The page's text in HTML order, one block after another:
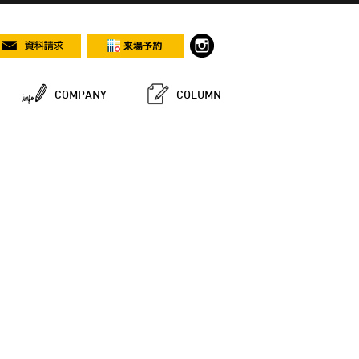
COMPANY COLUMN